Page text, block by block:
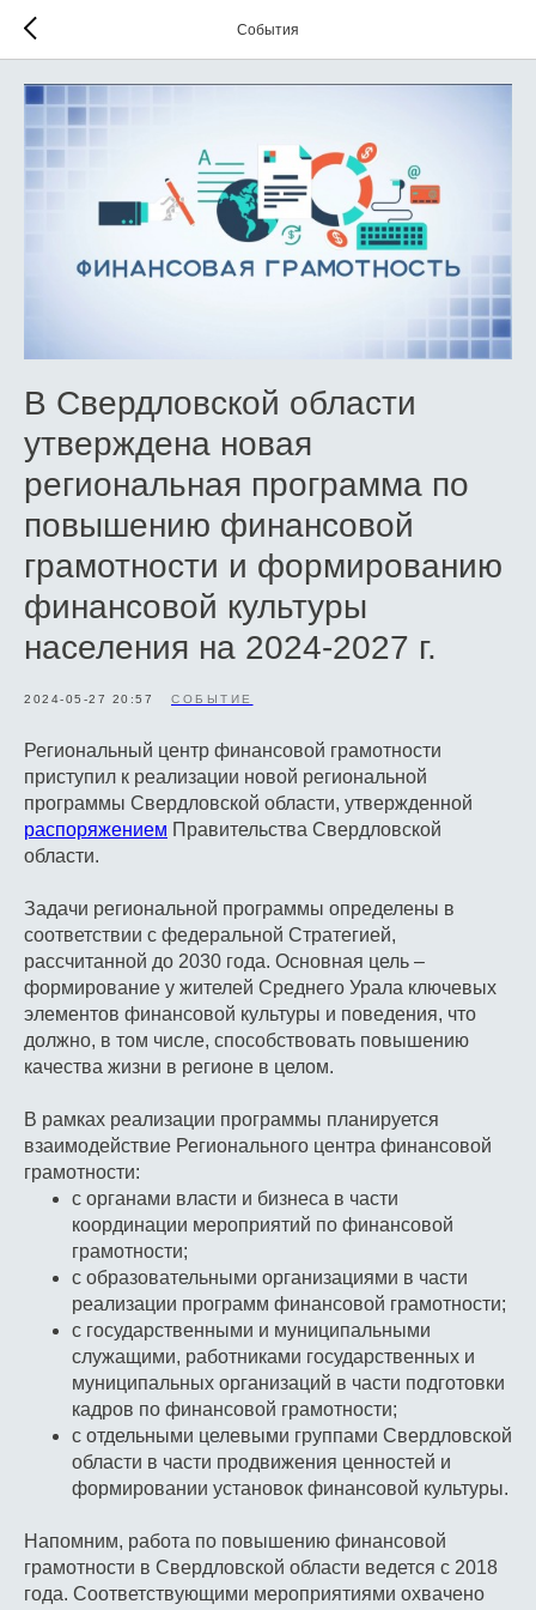
События
В Свердловской области
утверждена новая
региональная программа по
повышению финансовой
грамотности и формированию
финансовой культуры
населения на 2024-2027 г.
2024-05-27 20:57 СОБЫТИЕ
Региональный центр финансовой грамотности
приступил к реализации новой региональной
программы Свердловской области, утвержденной
распоряжением Правительства Свердловской
области.
Задачи региональной программы определены в
соответствии с федеральной Стратегией,
рассчитанной до 2030 года. Основная цель –
формирование у жителей Среднего Урала ключевых
элементов финансовой культуры и поведения, что
должно, в том числе, способствовать повышению
качества жизни в регионе в целом.
В рамках реализации программы планируется
взаимодействие Регионального центра финансовой
грамотности:
с органами власти и бизнеса в части
координации мероприятий по финансовой
грамотности;
с образовательными организациями в части
реализации программ финансовой грамотности;
с государственными и муниципальными
служащими, работниками государственных и
муниципальных организаций в части подготовки
кадров по финансовой грамотности;
с отдельными целевыми группами Свердловской
области в части продвижения ценностей и
формировании установок финансовой культуры.
Напомним, работа по повышению финансовой
грамотности в Свердловской области ведется с 2018
года. Соответствующими мероприятиями охвачено